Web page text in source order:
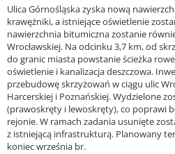
Ulica Górnośląska zyska nową
krawężniki, a istniejące oświetlenie
nawierzchnia bitumiczna zostanie
Wrocławskiej. Na odcinku 3,7 km, od
do granic miasta powstanie ścieżka
oświetlenie i kanalizacja deszczowa.
przebudowę skrzyżowań w ciągu ulic
Harcerskiej i Poznańskiej. Wydzielone
(prawoskręty i lewoskręty), co poprawi
rejonie. W ramach zadania usunięte
z istniejącą infrastrukturą. Planowany
koniec września br.